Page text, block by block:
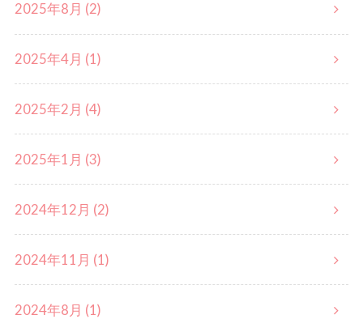
2025年8月 (2)
2025年4月 (1)
2025年2月 (4)
2025年1月 (3)
2024年12月 (2)
2024年11月 (1)
2024年8月 (1)